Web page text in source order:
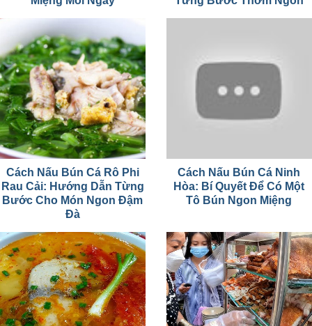
Cách Nấu Bún Cá Rô Phi
Rau Cải: Hướng Dẫn Từng
Bước Cho Món Ngon Đậm
Đà
Cách Nấu Bún Cá Ninh
Hòa: Bí Quyết Để Có Một
Tô Bún Ngon Miệng